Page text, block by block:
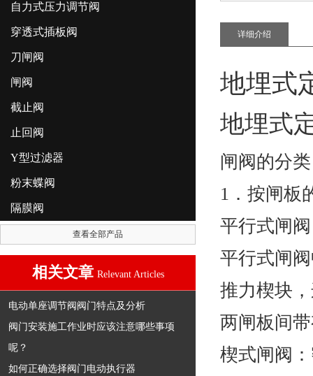
自力式压力调节阀
穿透式插板阀
刀闸阀
闸阀
截止阀
止回阀
Y型过滤器
粉末蝶阀
隔膜阀
查看全部产品
相关文章 Relevant Articles
电动单座调节阀阀门特点及分析
阀门安装施工作业时应该注意哪些事项
呢？
如何正确选择阀门电动执行器
详细介绍
地埋式
地埋式
闸阀的分
1．按闸板
平行式闸
平行式闸
推力楔块
两闸板间
楔式闸阀